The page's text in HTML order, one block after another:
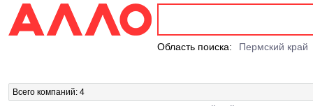
Область поиска: Пермский край
Всего компаний: 4